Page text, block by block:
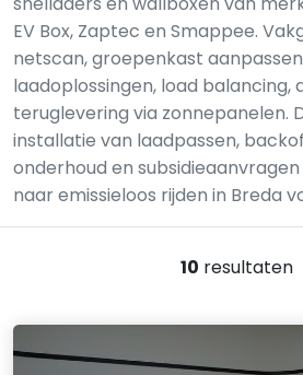
EV Box, Zaptec en Smappee.
netscan, groepenkast
laadoplossingen, load balancing,
teruglevering via zonnepanelen.
installatie van laadpassen,
onderhoud en
naar emissieloos rijden in Breda
10 resultaten